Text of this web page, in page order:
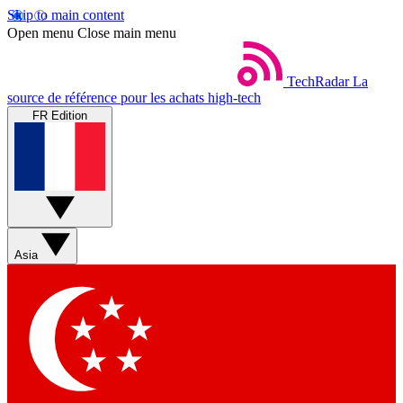
Skip to main content
Open menu Close main menu
TechRadar La
source de référence pour les achats high-tech
FR Edition
Asia